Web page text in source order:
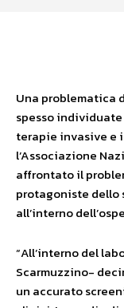
Una problematica
spesso
terapie invasive e
l’Associazione
affrontato il
protagoniste
all’interno
“All’interno del
Scarmuzzino-
un accurato